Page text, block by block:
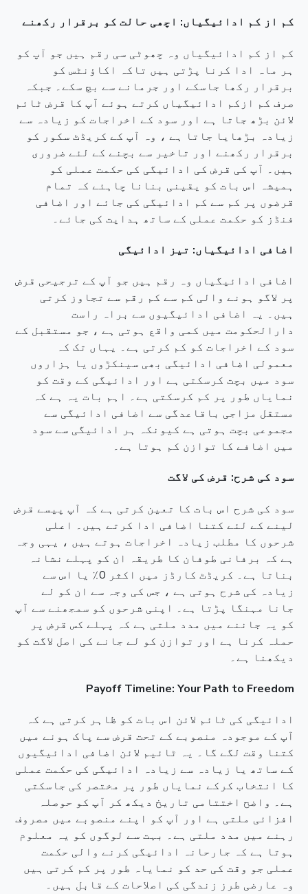
کم از کم ادائیگیاں: اچھی حالت کو برقرار رکھنے
کم از کم ادائیگیاں وہ چھوٹی سی رقم ہیں جو آپ کو
ہر ماہ ادا کرنا پڑتی ہیں تاکہ اکاؤنٹس کو
برقرار رکھا جاسکے اور جرمانے سے بچ سکے۔ جبکہ
صرف کم ازکم ادائیگیاں کرتے ہوئے آپ کا قرض ٹائم
لائن بڑھ جاتا ہے اور سود کے اخراجات کو زیادہ سے
زیادہ بڑھایا جاتا ہے ، وہ آپ کے کریڈٹ سکور کو
برقرار رکھنے اور تاخیر سے بچنے کے لئے ضروری
ہیں۔ آپ کی قرض کی ادائیگی کی حکمت عملی کو
ہمیشہ اس بات کو یقینی بنانا چاہئے کہ تمام
قرضوں پر کم سے کم ادائیگی کی جائے اور اضافی
فنڈز کو حکمت عملی کے ساتھ ہدایت کی جائے۔
اضافی ادائیگیاں: تیز ادائیگی
اضافی ادائیگیاں وہ رقم ہیں جو آپ کے ترجیحی قرض
پر لاگو ہونے والی کم سے کم رقم سے تجاوز کرتی
ہیں۔ یہ اضافی ادائیگیوں سے براہ راست
دارالحکومت میں کمی واقع ہوتی ہے ، جو مستقبل کے
سود کے اخراجات کو کم کرتی ہے۔ یہاں تک کہ
معمولی اضافی ادائیگی بھی سینکڑوں یا ہزاروں
سود میں بچت کرسکتی ہے اور ادائیگی کے وقت کو
نمایاں طور پر کم کرسکتی ہے۔ اہم بات یہ ہے کہ
مستقل مزاجی باقاعدگی سے اضافی ادائیگی سے
مجموعی بچت ہوتی ہے کیونکہ ہر ادائیگی سے سود
میں اضافے کا توازن کم ہوتا ہے۔
سود کی شرح: قرض کی لاگت
سود کی شرح اس بات کا تعین کرتی ہے کہ آپ پیسے قرض
لینے کے لئے کتنا اضافی ادا کرتے ہیں۔ اعلی
شرحوں کا مطلب زیادہ اخراجات ہوتے ہیں ، یہی وجہ
ہے کہ برفانی طوفان کا طریقہ ان کو پہلے نشانہ
بناتا ہے۔ کریڈٹ کارڈز میں اکثر 0٪ یا اس سے
زیادہ کی شرح ہوتی ہے ، جس کی وجہ سے ان کو لے
جانا مہنگا پڑتا ہے۔ اپنی شرحوں کو سمجھنے سے آپ
کو یہ جاننے میں مدد ملتی ہے کہ پہلے کس قرض پر
حملہ کرنا ہے اور توازن کو لے جانے کی اصل لاگت کو
دیکھنا ہے۔
Payoff Timeline: Your Path to Freedom
ادائیگی کی ٹائم لائن اس بات کو ظاہر کرتی ہے کہ
آپ کے موجودہ منصوبے کے تحت قرض سے پاک ہونے میں
کتنا وقت لگے گا۔ یہ ٹائیم لائن اضافی ادائیگیوں
کے ساتھ یا زیادہ سے زیادہ ادائیگی کی حکمت عملی
کا انتخاب کرکے نمایاں طور پر مختصر کی جاسکتی
ہے۔ واضح اختتامی تاریخ دیکھ کر آپ کو حوصلہ
افزائی ملتی ہے اور آپ کو اپنے منصوبے میں مصروف
رہنے میں مدد ملتی ہے۔ بہت سے لوگوں کو یہ معلوم
ہوتا ہے کہ جارحانہ ادائیگی کرنے والی حکمت
عملی جو وقت کی حد کو نمایاہ طور پر کم کرتی ہیں
وہ عارضی طرز زندگی کی اصلاحات کے قابل ہیں۔